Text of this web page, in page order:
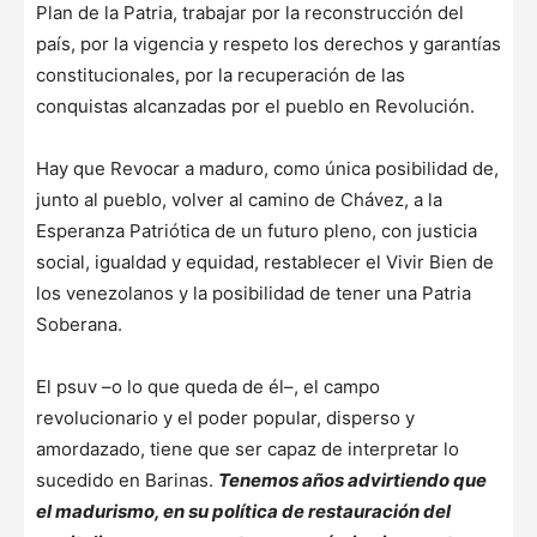
Plan de la Patria, trabajar por la reconstrucción del
país, por la vigencia y respeto los derechos y garantías
constitucionales, por la recuperación de las
conquistas alcanzadas por el pueblo en Revolución.
Hay que Revocar a maduro, como única posibilidad de,
junto al pueblo, volver al camino de Chávez, a la
Esperanza Patriótica de un futuro pleno, con justicia
social, igualdad y equidad, restablecer el Vivir Bien de
los venezolanos y la posibilidad de tener una Patria
Soberana.
El psuv –o lo que queda de él–, el campo
revolucionario y el poder popular, disperso y
amordazado, tiene que ser capaz de interpretar lo
sucedido en Barinas. Tenemos años advirtiendo que
el madurismo, en su política de restauración del